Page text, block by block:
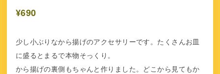
¥690
少し小ぶりなから揚げのアクセサリーです。たくさんお皿
に盛るとまるで本物そっくり。
から揚げの裏側もちゃんと作りました。どこから見てもか